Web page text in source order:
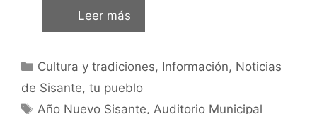
Leer más
Cultura y tradiciones, Información, Noticias
de Sisante, tu pueblo
Año Nuevo Sisante,Auditorio Municipal